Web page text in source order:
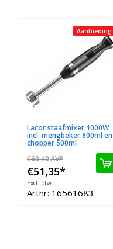
Aanbieding
Lacor staafmixer 1000W
incl. mengbeker 800ml en
chopper 500ml
€60,40AVP
€51,35*
Excl. btw
Artnr: 16561683